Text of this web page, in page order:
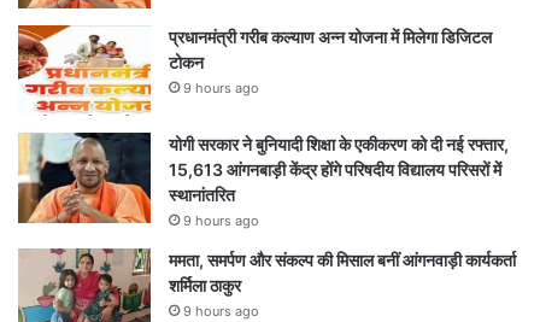
प्रधानमंत्री गरीब कल्याण अन्न योजना में मिलेगा डिजिटल
टोकन
9 hours ago
योगी सरकार ने बुनियादी शिक्षा के एकीकरण को दी नई रफ्तार,
15,613 आंगनबाड़ी केंद्र होंगे परिषदीय विद्यालय परिसरों में
स्थानांतरित
9 hours ago
ममता, समर्पण और संकल्प की मिसाल बनीं आंगनवाड़ी कार्यकर्ता
शर्मिला ठाकुर
9 hours ago